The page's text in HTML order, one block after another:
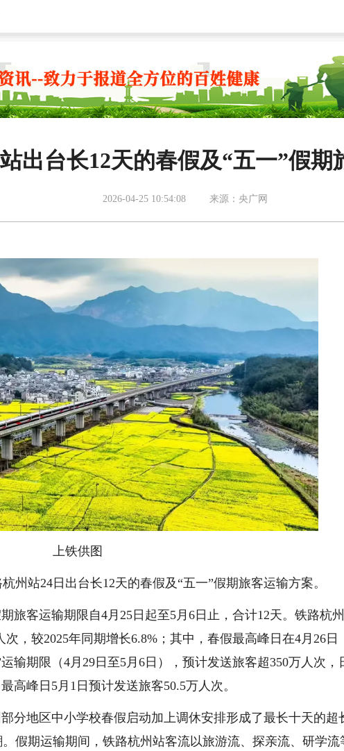
出台长12天的春假及“五一”假期
2026-04-25 10:54:08 来源：央广网
上铁供图
站24日出台长12天的春假及“五一”假期旅客运输方案。
客运输期限自4月25日起至5月6日止，合计12天。铁路杭
，较2025年同期增长6.8%；其中，春假最高峰日在4月26日
输期限（4月29日至5月6日），预计发送旅客超350万人次，
高峰日5月1日预计发送旅客50.5万人次。
地区中小学校春假启动加上调休安排形成了最长十天的超
假期运输期间，铁路杭州站客流以旅游流、探亲流、研学流